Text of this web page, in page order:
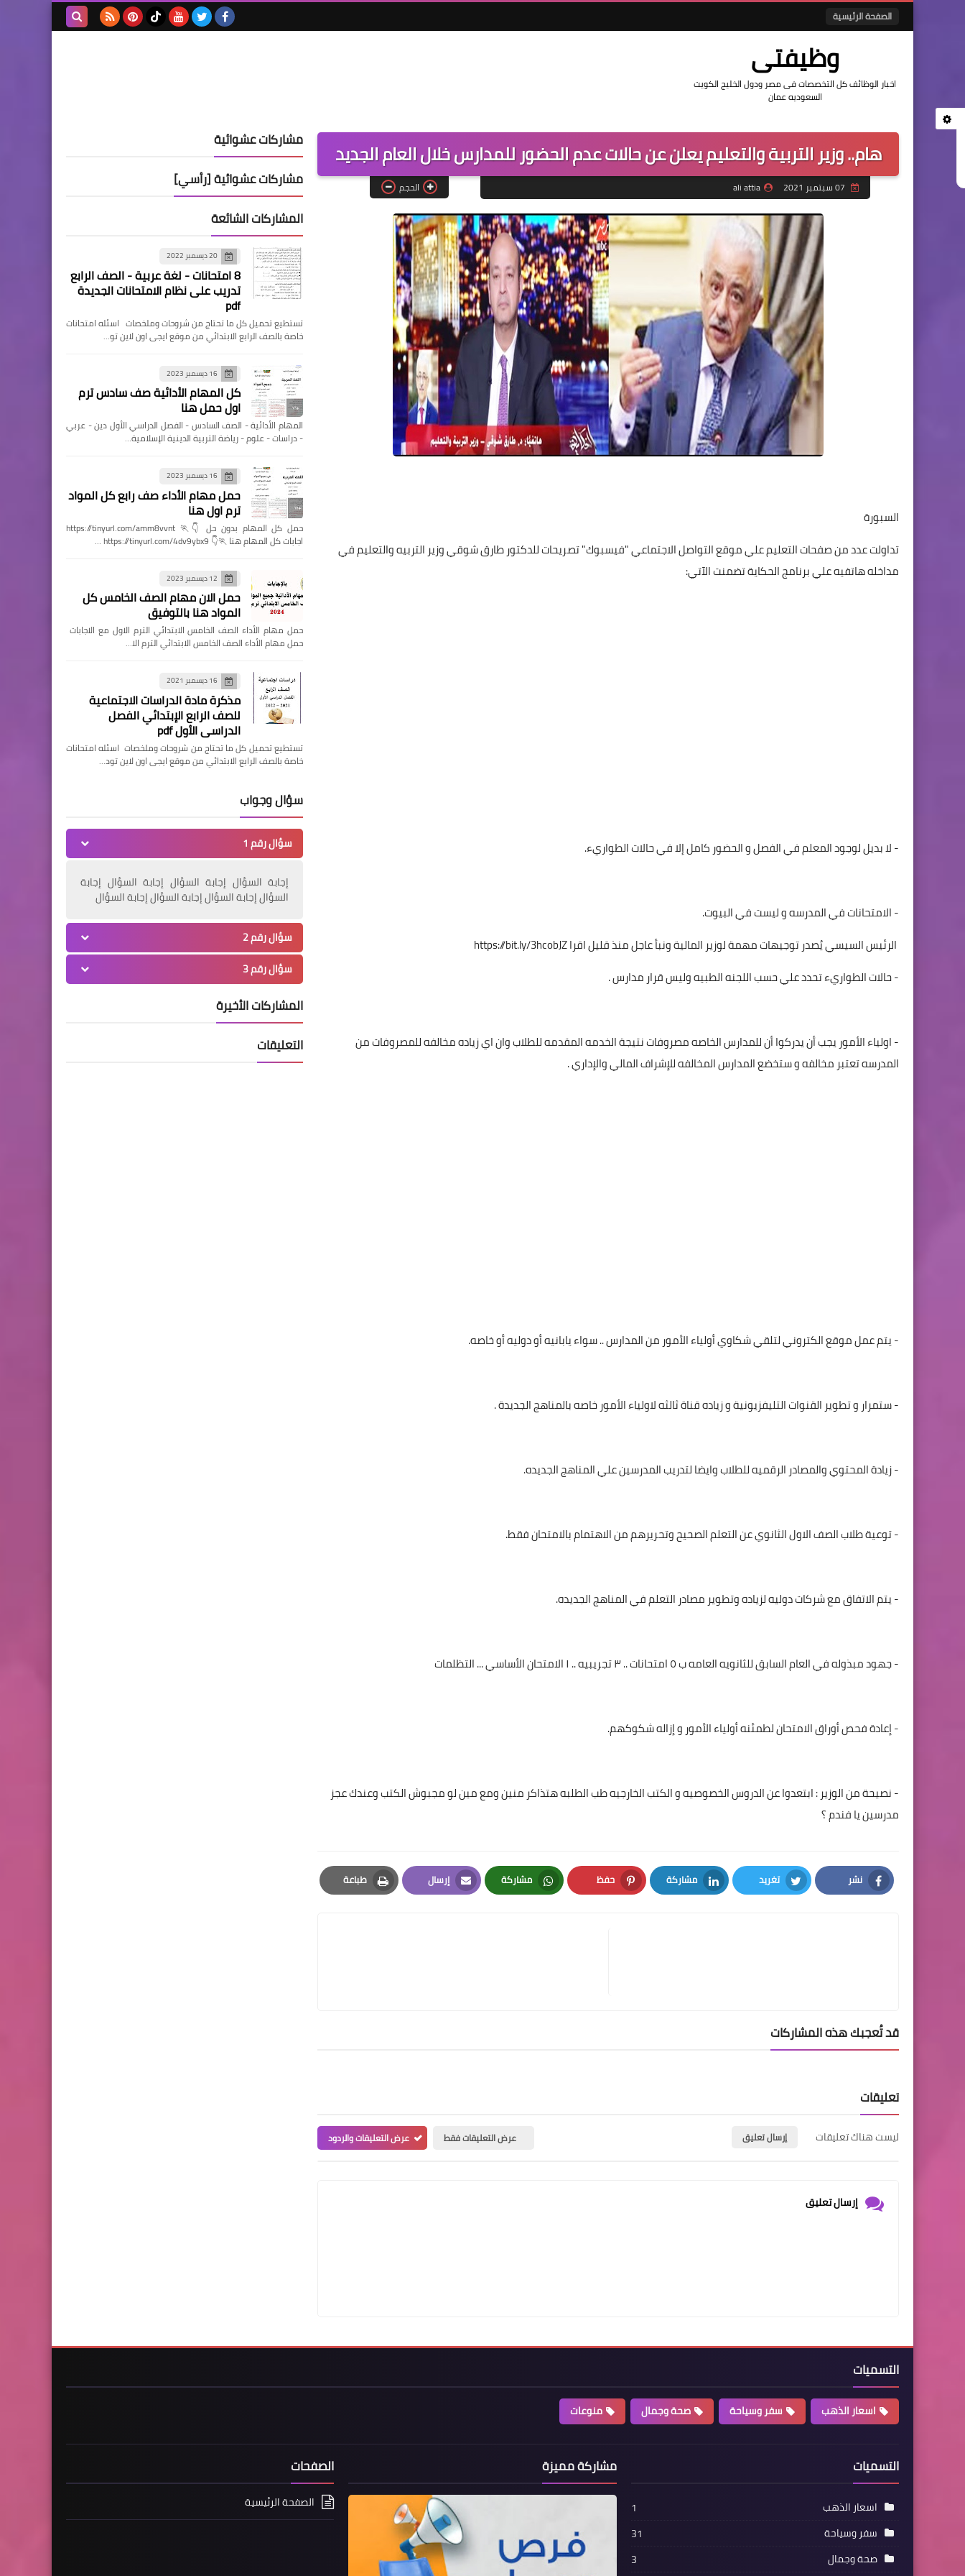
الصفحة الرئيسية
وظيفتى
اخبار الوظائف كل التخصصات فى مصر ودول الخليج الكويت
السعوديه عمان
هام.. وزير التربية والتعليم يعلن عن حالات عدم الحضور للمدارس خلال العام الجديد
ali attia الحجم
السبورة
تداولت عدد من صفحات التعليم علي موقع التواصل الاجتماعي "فيسبوك" تصريحات للدكتور طارق شوقي وزير التربيه والتعليم في
مداخله هاتفيه علي برنامج الحكاية تضمنت الآتي:
- لا بديل لوجود المعلم في الفصل و الحضور كامل إلا في حالات الطواريء.
- الامتحانات في المدرسه و ليست في البيوت.
الرئيس السيسي يُصدر توجيهات مهمة لوزير المالية ونبأ عاجل منذ قليل اقراhttps://bit.ly/3hcobJZ
- حالات الطواريء تحدد علي حسب اللجنه الطبيه وليس قرار مدارس .
- اولياء الأمور يجب أن يدركوا أن للمدارس الخاصه مصروفات نتيجة الخدمه المقدمه للطلاب وان اي زياده مخالفه للمصروفات من
المدرسه تعتبر مخالفه و ستخضع المدارس المخالفه للإشراف المالي والإداري .
- يتم عمل موقع الكتروني لتلقي شكاوي أولياء الأمور من المدارس .. سواء يابانيه أو دوليه أو خاصه.
- ستمرار و تطوير القنوات التليفزيونية و زياده قناة ثالثه لاولياء الأمور خاصه بالمناهج الجديدة .
- زيادة المحتوي والمصادر الرقميه للطلاب وايضا لتدريب المدرسين علي المناهج الجديده.
- توعية طلاب الصف الاول الثانوي عن التعلم الصحيح وتحريرهم من الاهتمام بالامتحان فقط.
- يتم الاتفاق مع شركات دوليه لزياده وتطوير مصادر التعلم في المناهج الجديده.
- جهود مبذوله في العام السابق للثانويه العامه ب ٥ امتحانات .. ٣ تجريبيه .. ١ الامتحان الأساسي ... التظلمات
- إعادة فحص أوراق الامتحان لطمئنه أولياء الأمور و إزاله شكوكهم.
- نصيحة من الوزير : ابتعدوا عن الدروس الخصوصيه و الكتب الخارجيه طب الطلبه هتذاكر منين ومع مين لو مجبوش الكتب وعندك عجز
مدرسين يا فندم ؟
نشر
Facebook
تغريد
Twitter
مشاركة
LinkedIn
حفظ
Pinterest
مشاركة
Whatsapp
إرسال
Email
طباعة
Print
قد تُعجبك هذه المشاركات
تعليقات
ليست هناك تعليقات إرسال تعليق عرض التعليقات فقط عرض التعليقات والردود
إرسال تعليق
مشاركات عشوائية
مشاركات عشوائية [رأسي]
المشاركات الشائعة
20 ديسمبر 2022
8 امتحانات - لغة عربية - الصف الرابع
تدريب على نظام الامتحانات الجديدة
pdf
تستطيع تحميل كل ما تحتاج من شروحات وملخصات اسئله امتحانات
خاصة بالصف الرابع الابتدائي من موقع ايجى اون لاين تو…
16 ديسمبر 2023
كل المهام الأدائية صف سادس ترم
اول حمل هنا
المهام الأدائية - الصف السادس - الفصل الدراسي الأول دين - عربي
- دراسات - علوم - رياضة التربية الدينية الإسلامية…
16 ديسمبر 2023
حمل مهام الأداء صف رابع كل المواد
ترم اول هنا
حمل كل المهام بدون حل 👇🏃 https://tinyurl.com/amm8vvnt
اجابات كل المهام هنا 🏃👇 https://tinyurl.com/4dv9ybx9 …
12 ديسمبر 2023
حمل الان مهام الصف الخامس كل
المواد هنا بالتوفيق
حمل مهام الأداء الصف الخامس الابتدائي الترم الاول مع الاجابات
حمل مهام الأداء الصف الخامس الابتدائي الترم الا…
16 ديسمبر 2021
مذكرة مادة الدراسات الاجتماعية
للصف الرابع الإبتدائي الفصل
الدراسي الأول pdf
تستطيع تحميل كل ما تحتاج من شروحات وملخصات اسئله امتحانات
خاصة بالصف الرابع الابتدائي من موقع ايجى اون لاين تود…
سؤال وجواب
سؤال رقم 1
إجابة السؤال إجابة السؤال إجابة السؤال إجابة
السؤال إجابة السؤال إجابة السؤال إجابة السؤال
سؤال رقم 2
سؤال رقم 3
المشاركات الأخيرة
التعليقات
التسميات
اسعار الذهب سفر وسياحة صحة وجمال منوعات
التسميات
اسعار الذهب
1
سفر وسياحة
31
صحة وجمال
3
مشاركة مميزة الصفحات
الصفحة الرئيسية